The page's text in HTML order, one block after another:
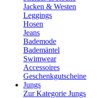
Jacken & Westen
Leggings
Hosen
Jeans
Bademode
Bademäntel
Swimwear
Accessoires
Geschenkgutscheine
Jungs
Zur Kategorie Jungs